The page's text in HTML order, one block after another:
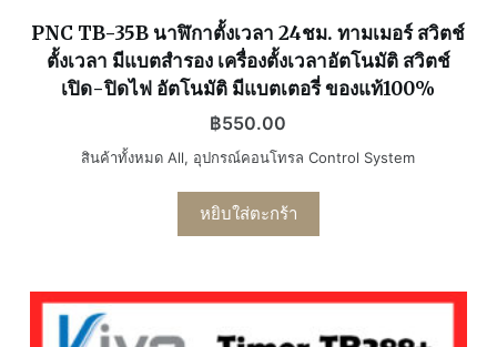
PNC TB-35B นาฬิกาตั้งเวลา 24ชม. ทามเมอร์ สวิตช์
ตั้งเวลา มีแบตสำรอง เครื่องตั้งเวลาอัตโนมัติ สวิตช์
เปิด-ปิดไฟ อัตโนมัติ มีแบตเตอรี่ ของแท้100%
฿550.00
สินค้าทั้งหมด All, อุปกรณ์คอนโทรล Control System
หยิบใส่ตะกร้า